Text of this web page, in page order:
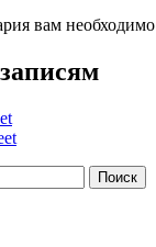
вам необходимо